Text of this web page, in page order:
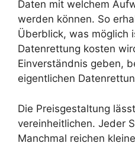
Daten mit welchem
werden können. So
Überblick, was möglich
Datenrettung kosten
Einverständnis geben,
eigentlichen
Die Preisgestaltung
vereinheitlichen. Jeder
Manchmal reichen